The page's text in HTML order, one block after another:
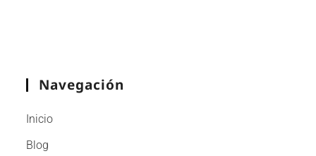
Navegación
Inicio
Blog